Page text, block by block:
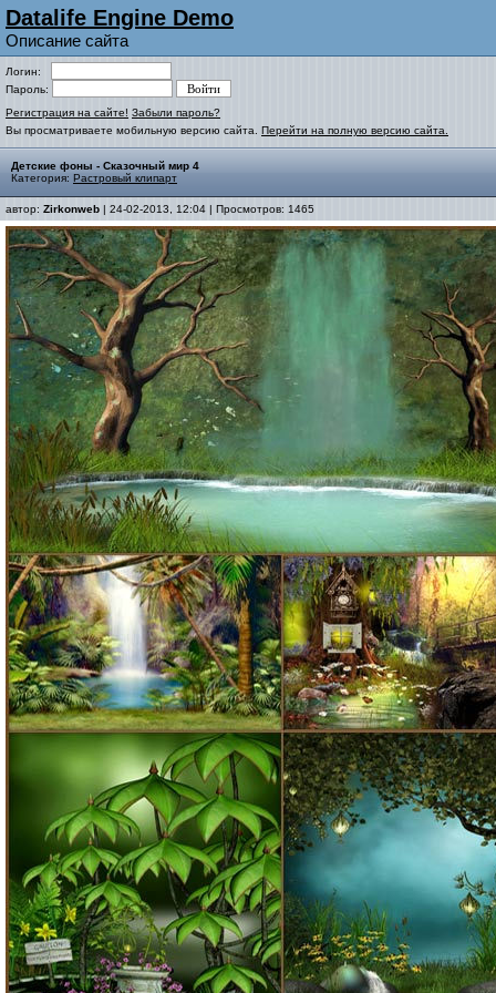
Datalife Engine Demo
Описание сайта
Логин:
Пароль:
Регистрация на сайте! Забыли пароль?
Вы просматриваете мобильную версию сайта. Перейти на полную версию сайта.
Детские фоны - Сказочный мир 4
Категория: Растровый клипарт
автор: Zirkonweb | 24-02-2013, 12:04 | Просмотров: 1465